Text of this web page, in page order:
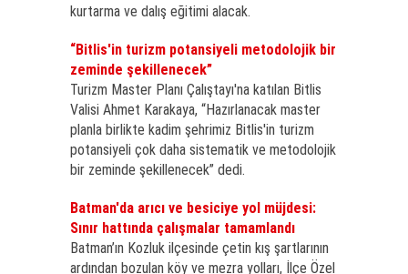
kurtarma ve dalış eğitimi alacak.
“Bitlis'in turizm potansiyeli metodolojik bir
zeminde şekillenecek”
Turizm Master Planı Çalıştayı'na katılan Bitlis
Valisi Ahmet Karakaya, “Hazırlanacak master
planla birlikte kadim şehrimiz Bitlis'in turizm
potansiyeli çok daha sistematik ve metodolojik
bir zeminde şekillenecek” dedi.
Batman'da arıcı ve besiciye yol müjdesi:
Sınır hattında çalışmalar tamamlandı
Batman’ın Kozluk ilçesinde çetin kış şartlarının
ardından bozulan köy ve mezra yolları, İlçe Özel